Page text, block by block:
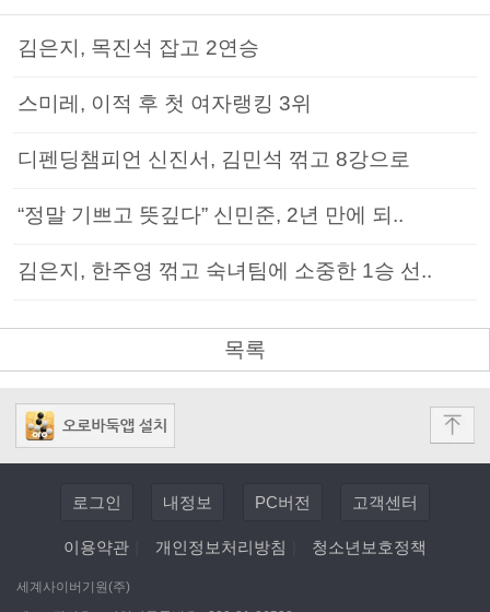
김은지, 목진석 잡고 2연승
스미레, 이적 후 첫 여자랭킹 3위
디펜딩챔피언 신진서, 김민석 꺾고 8강으로
“정말 기쁘고 뜻깊다” 신민준, 2년 만에 되..
김은지, 한주영 꺾고 숙녀팀에 소중한 1승 선..
목록
로그인 내정보 PC버전 고객센터
이용약관 개인정보처리방침 청소년보호정책
세계사이버기원(주)